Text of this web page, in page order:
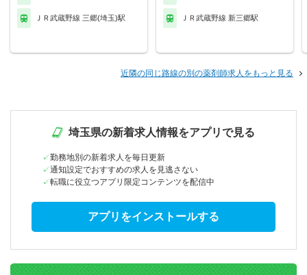
ＪＲ武蔵野線 三郷(埼玉)駅 ＪＲ武蔵野線 新三郷駅
近隣の同じ路線の別の薬剤師求人をもっと見る
埼玉県の新着求人情報をアプリで見る
勤務地別の新着求人を毎日更新
通知設定でおすすめの求人を見逃さない
転職に役立つアプリ限定コンテンツを配信中
アプリをインストールする